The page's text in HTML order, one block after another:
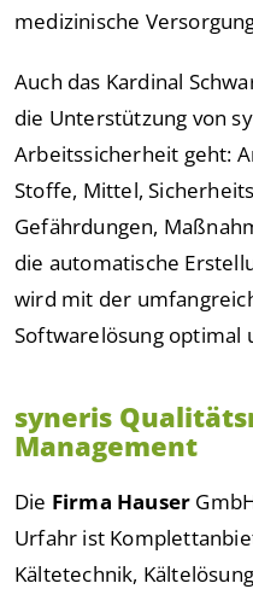
medizinische
Auch das Kardinal
die Unterstützung von
Arbeitssicherheit geht:
Stoffe, Mittel,
Gefährdungen,
die automatische
wird mit der
Softwarelösung optimal
syneris
Management
Die Firma Hauser
Urfahr ist
Kältetechnik,